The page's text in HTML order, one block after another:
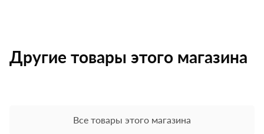
Другие товары этого магазина
Все товары этого магазина